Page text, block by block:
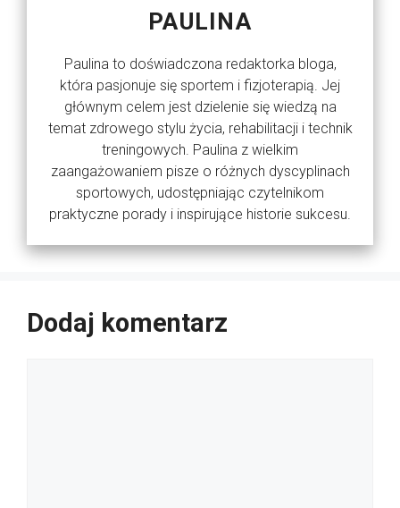
PAULINA
Paulina to doświadczona redaktorka bloga,
która pasjonuje się sportem i fizjoterapią. Jej
głównym celem jest dzielenie się wiedzą na
temat zdrowego stylu życia, rehabilitacji i technik
treningowych. Paulina z wielkim
zaangażowaniem pisze o różnych dyscyplinach
sportowych, udostępniając czytelnikom
praktyczne porady i inspirujące historie sukcesu.
Dodaj komentarz